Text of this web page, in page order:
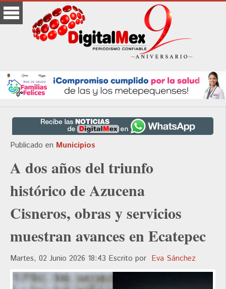
Publicado en Municipios
A dos años del triunfo
histórico de Azucena
Cisneros, obras y servicios
muestran avances en Ecatepec
Martes, 02 Junio 2026 18:43 Escrito por Eva Sánchez